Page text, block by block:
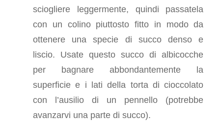
sciogliere leggermente, quindi passatela
con un colino piuttosto fitto in modo da
ottenere una specie di succo denso e
liscio. Usate questo succo di albicocche
per bagnare abbondantemente la
superficie e i lati della torta di cioccolato
con l’ausilio di un pennello (potrebbe
avanzarvi una parte di succo).